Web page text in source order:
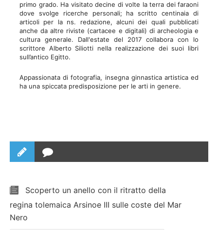
primo grado. Ha visitato decine di volte la terra dei faraoni
dove svolge ricerche personali; ha scritto centinaia di
articoli per la ns. redazione, alcuni dei quali pubblicati
anche da altre riviste (cartacee e digitali) di archeologia e
cultura generale. Dall'estate del 2017 collabora con lo
scrittore Alberto Siliotti nella realizzazione dei suoi libri
sull’antico Egitto.
Appassionata di fotografia, insegna ginnastica artistica ed
ha una spiccata predisposizione per le arti in genere.
Scoperto un anello con il ritratto della
regina tolemaica Arsinoe III sulle coste del Mar
Nero